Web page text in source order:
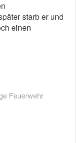
starb er und
einen
Feuerwehr